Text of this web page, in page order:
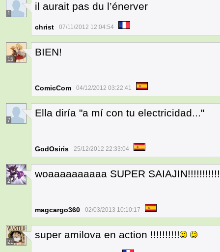
1
il aurait pas du l’énerver
christ 07/11/2012 12:04:54
15
BIEN!
ComicCom 04/12/2012 03:22:41
7
Ella diría "a mí con tu electricidad..."
GodOsiris 25/12/2012 22:33:04
2
woaaaaaaaaaa SUPER
magcargo360 02/03/2013 10:10:17
21
super amilova en action !!!!!!!!!!